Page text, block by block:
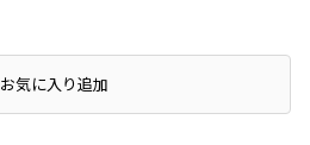
お気に入り追加